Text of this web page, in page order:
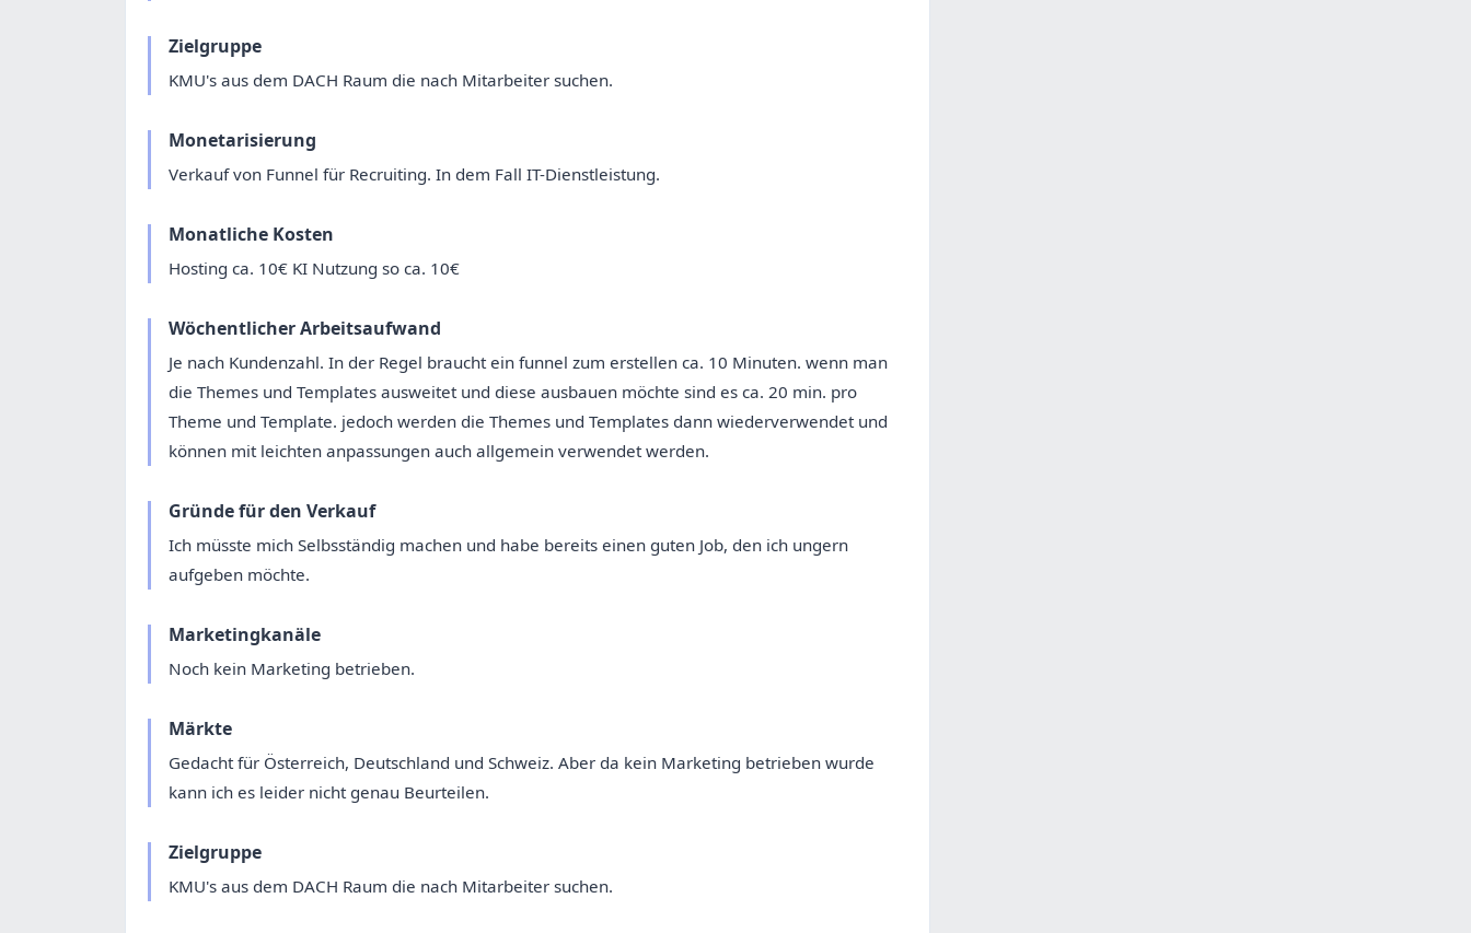
Zielgruppe
KMU's aus dem DACH Raum die nach Mitarbeiter suchen.
Monetarisierung
Verkauf von Funnel für Recruiting. In dem Fall IT-Dienstleistung.
Monatliche Kosten
Hosting ca. 10€ KI Nutzung so ca. 10€
Wöchentlicher Arbeitsaufwand
Je nach Kundenzahl. In der Regel braucht ein funnel zum erstellen ca. 10 Minuten. wenn man
die Themes und Templates ausweitet und diese ausbauen möchte sind es ca. 20 min. pro
Theme und Template. jedoch werden die Themes und Templates dann wiederverwendet und
können mit leichten anpassungen auch allgemein verwendet werden.
Gründe für den Verkauf
Ich müsste mich Selbsständig machen und habe bereits einen guten Job, den ich ungern
aufgeben möchte.
Marketingkanäle
Noch kein Marketing betrieben.
Märkte
Gedacht für Österreich, Deutschland und Schweiz. Aber da kein Marketing betrieben wurde
kann ich es leider nicht genau Beurteilen.
Zielgruppe
KMU's aus dem DACH Raum die nach Mitarbeiter suchen.